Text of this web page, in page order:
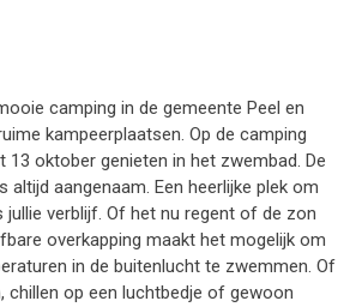
camping in de gemeente Peel en
kampeerplaatsen. Op de camping
13 oktober genieten in het zwembad. De
altijd aangenaam. Een heerlijke plek om
jullie verblijf. Of het nu regent of de zon
overkapping maakt het mogelijk om
in de buitenlucht te zwemmen. Of
chillen op een luchtbedje of gewoon